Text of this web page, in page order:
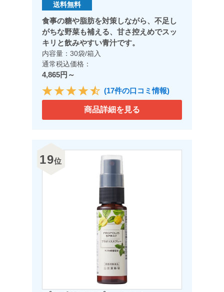
送料無料
食事の糖や脂肪を対策しながら、不足し
がちな野菜も補える、甘さ控えめでスッ
キリと飲みやすい青汁です。
内容量：30袋/箱入
通常税込価格：
4,865円～
(17件の口コミ情報)
商品詳細を見る
19位